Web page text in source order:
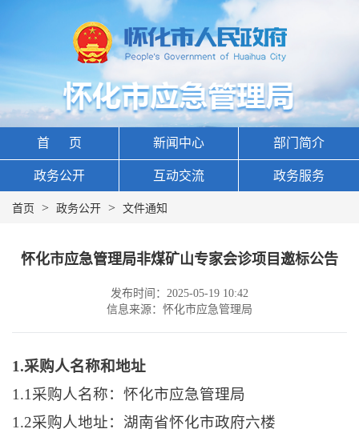
首 页 新闻中心 部门简介
政务公开 互动交流 政务服务
首页 > 政务公开 > 文件通知
怀化市应急管理局非煤矿山专家会诊项目邀标公告
发布时间：2025-05-19 10:42
信息来源：怀化市应急管理局
1.采购人名称和地址
1.1采购人名称：怀化市应急管理局
1.2采购人地址：湖南省怀化市政府六楼